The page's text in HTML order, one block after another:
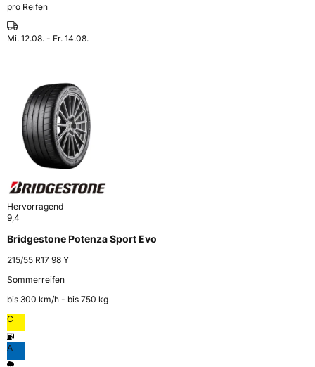
pro Reifen
Mi. 12.08. - Fr. 14.08.
Hervorragend
9,4
Bridgestone Potenza Sport Evo
215/55 R17 98 Y
Sommerreifen
bis 300 km⁠/⁠h - bis 750 kg
C
A